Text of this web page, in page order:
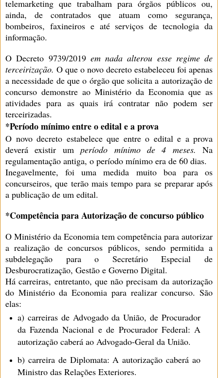
telemarketing que trabalham para órgãos públicos ou,
ainda, de contratados que atuam como segurança,
bombeiros, faxineiros e até serviços de tecnologia da
informação.
O Decreto 9739/2019 em nada alterou esse regime de
terceirização. O que o novo decreto estabeleceu foi apenas
a necessidade de que o órgão que solicita a autorização de
concurso demonstre ao Ministério da Economia que as
atividades para as quais irá contratar não podem ser
terceirizadas.
*Período mínimo entre o edital e a prova
O novo decreto estabelece que entre o edital e a prova
deverá existir umperíodo mínimo de 4 meses. Na
regulamentação antiga, o período mínimo era de 60 dias.
Inegavelmente, foi uma medida muito boa para os
concurseiros, que terão mais tempo para se preparar após
a publicação de um edital.
*Competência para Autorização de concurso público
O Ministério da Economia tem competência para autorizar
a realização de concursos públicos, sendo permitida a
subdelegação para o Secretário Especial de
Desburocratização, Gestão e Governo Digital.
Há carreiras, entretanto, que não precisam da autorização
do Ministério da Economia para realizar concurso. São
elas:
a) carreiras de Advogado da União, de Procurador
da Fazenda Nacional e de Procurador Federal: A
autorização caberá ao Advogado-Geral da União.
b) carreira de Diplomata: A autorização caberá ao
Ministro das Relações Exteriores.